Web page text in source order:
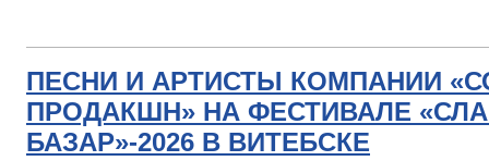
ПЕСНИ И АРТИСТЫ КОМПАНИИ
ПРОДАКШН» НА ФЕСТИВАЛЕ
БАЗАР»-2026 В ВИТЕБСКЕ